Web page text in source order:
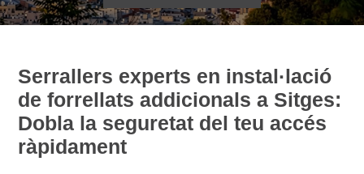
Serrallers experts en instal·lació
de forrellats addicionals a Sitges:
Dobla la seguretat del teu accés
ràpidament